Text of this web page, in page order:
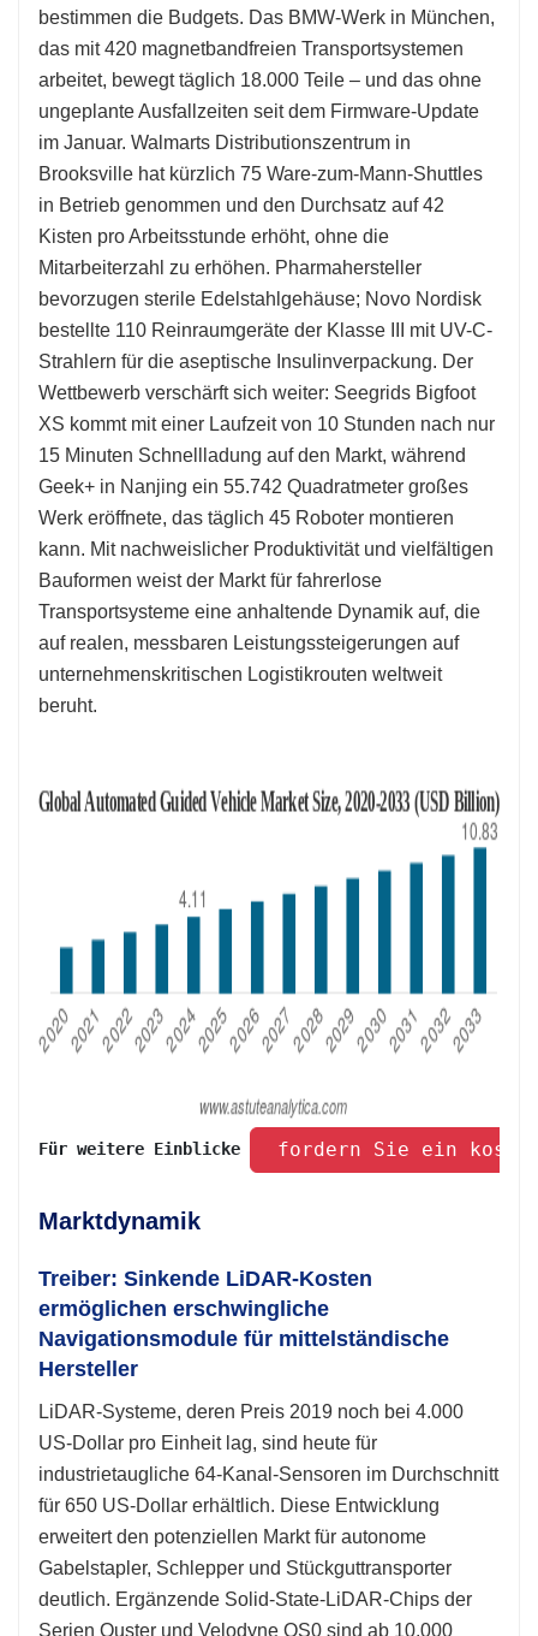
bestimmen die Budgets. Das BMW-Werk in München,
das mit 420 magnetbandfreien Transportsystemen
arbeitet, bewegt täglich 18.000 Teile – und das ohne
ungeplante Ausfallzeiten seit dem Firmware-Update
im Januar. Walmarts Distributionszentrum in
Brooksville hat kürzlich 75 Ware-zum-Mann-Shuttles
in Betrieb genommen und den Durchsatz auf 42
Kisten pro Arbeitsstunde erhöht, ohne die
Mitarbeiterzahl zu erhöhen. Pharmahersteller
bevorzugen sterile Edelstahlgehäuse; Novo Nordisk
bestellte 110 Reinraumgeräte der Klasse III mit UV-C-
Strahlern für die aseptische Insulinverpackung. Der
Wettbewerb verschärft sich weiter: Seegrids Bigfoot
XS kommt mit einer Laufzeit von 10 Stunden nach nur
15 Minuten Schnellladung auf den Markt, während
Geek+ in Nanjing ein 55.742 Quadratmeter großes
Werk eröffnete, das täglich 45 Roboter montieren
kann. Mit nachweislicher Produktivität und vielfältigen
Bauformen weist der Markt für fahrerlose
Transportsysteme eine anhaltende Dynamik auf, die
auf realen, messbaren Leistungssteigerungen auf
unternehmenskritischen Logistikrouten weltweit
beruht.
Für weitere Einblicke fordern Sie ein
Marktdynamik
Treiber: Sinkende LiDAR-Kosten
ermöglichen erschwingliche
Navigationsmodule für mittelständische
Hersteller
LiDAR-Systeme, deren Preis 2019 noch bei 4.000
US-Dollar pro Einheit lag, sind heute für
industrietaugliche 64-Kanal-Sensoren im Durchschnitt
für 650 US-Dollar erhältlich. Diese Entwicklung
erweitert den potenziellen Markt für autonome
Gabelstapler, Schlepper und Stückguttransporter
deutlich. Ergänzende Solid-State-LiDAR-Chips der
Serien Ouster und Velodyne OS0 sind ab 10.000